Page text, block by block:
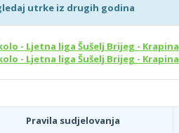
utrke iz drugih godina
- Ljetna liga Šušelj Brijeg - Krapina
- Ljetna liga Šušelj Brijeg - Krapina
Pravila sudjelovanja